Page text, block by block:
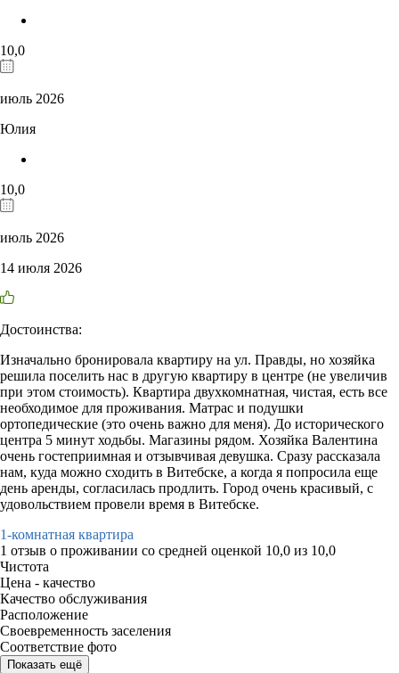
10,0
июль 2026
Юлия
10,0
июль 2026
14 июля 2026
Достоинства:
Изначально бронировала квартиру на ул. Правды, но хозяйка
решила поселить нас в другую квартиру в центре (не увеличив
при этом стоимость). Квартира двухкомнатная, чистая, есть все
необходимое для проживания. Матрас и подушки
ортопедические (это очень важно для меня). До исторического
центра 5 минут ходьбы. Магазины рядом. Хозяйка Валентина
очень гостеприимная и отзывчивая девушка. Сразу рассказала
нам, куда можно сходить в Витебске, а когда я попросила еще
день аренды, согласилась продлить. Город очень красивый, с
удовольствием провели время в Витебске.
1-комнатная квартира
1 отзыв о проживании со средней оценкой 10,0 из 10,0
Чистота
Цена - качество
Качество обслуживания
Расположение
Своевременность заселения
Соответствие фото
Показать ещё